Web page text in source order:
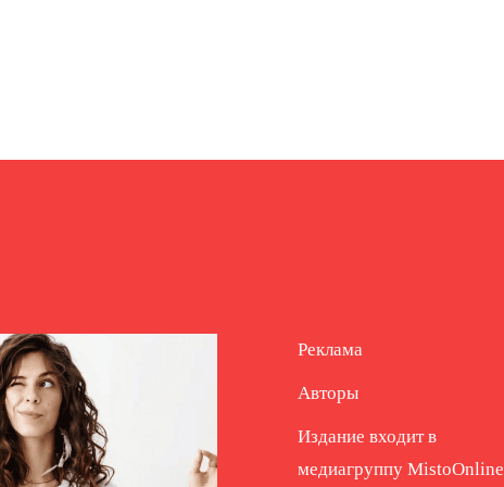
Реклама
Авторы
Издание входит в
медиагруппу MistoOnline